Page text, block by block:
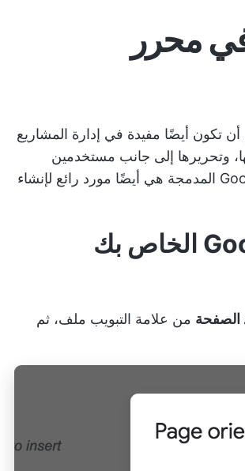
محرر
تكون أيضًا مفيدة في إدارة المشاريع
وتحريرها إلى جانب مستخدمين
آخرين، ومشاركة الصفحات بشكل آمن، ولكن رسومات Google المدمجة هي أيضًا مورد رائع لإنشاء
الصفحة من علامة التبويب ملف، ثم